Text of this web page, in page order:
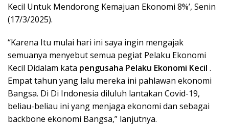
Kecil Untuk Mendorong Kemajuan Ekonomi 8%’, Senin
(17/3/2025).
“Karena Itu mulai hari ini saya ingin mengajak
semuanya menyebut semua pegiat Pelaku Ekonomi
Kecil Didalam kata pengusaha Pelaku Ekonomi Kecil .
Empat tahun yang lalu mereka ini pahlawan ekonomi
Bangsa. Di Di Indonesia diluluh lantakan Covid-19,
beliau-beliau ini yang menjaga ekonomi dan sebagai
backbone ekonomi Bangsa,” lanjutnya.